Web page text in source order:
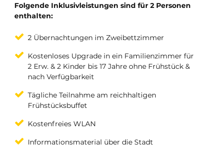
Folgende Inklusivleistungen sind für 2 Personen
enthalten:
2 Übernachtungen im Zweibettzimmer
Kostenloses Upgrade in ein Familienzimmer für
2 Erw. & 2 Kinder bis 17 Jahre ohne Frühstück &
nach Verfügbarkeit
Tägliche Teilnahme am reichhaltigen
Frühstücksbuffet
Kostenfreies WLAN
Informationsmaterial über die Stadt